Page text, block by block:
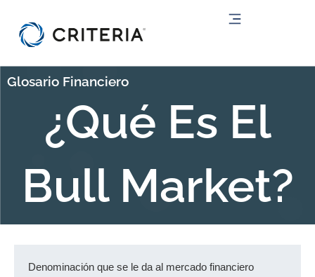
contenido
Glosario Financiero
¿Qué Es El
Bull Market?
Denominación que se le da al mercado financiero